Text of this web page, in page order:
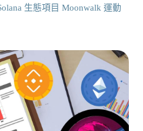
生態項目 Moonwalk 運動